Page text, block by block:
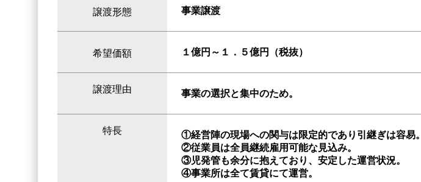
譲渡形態 事業譲渡
希望価額 １億円～１．５億円（税抜）
譲渡理由 事業の選択と集中のため。
特長
①経営陣の現場への関与は限定的であり引継ぎは容易。
②従業員は全員継続雇用可能な見込み。
③児発管も余分に抱えており、安定した運営状況。
④事業所は全て賃貸にて運営。